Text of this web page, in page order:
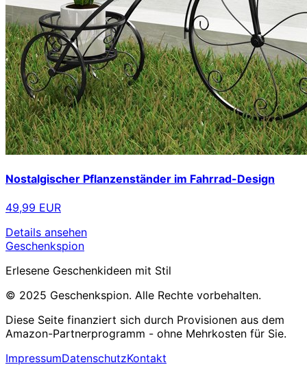
Nostalgischer Pflanzenständer im Fahrrad-Design
49,99 EUR
Details ansehen
Geschenkspion
Erlesene Geschenkideen mit Stil
© 2025 Geschenkspion. Alle Rechte vorbehalten.
Diese Seite finanziert sich durch Provisionen aus dem
Amazon-Partnerprogramm - ohne Mehrkosten für Sie.
ImpressumDatenschutzKontakt